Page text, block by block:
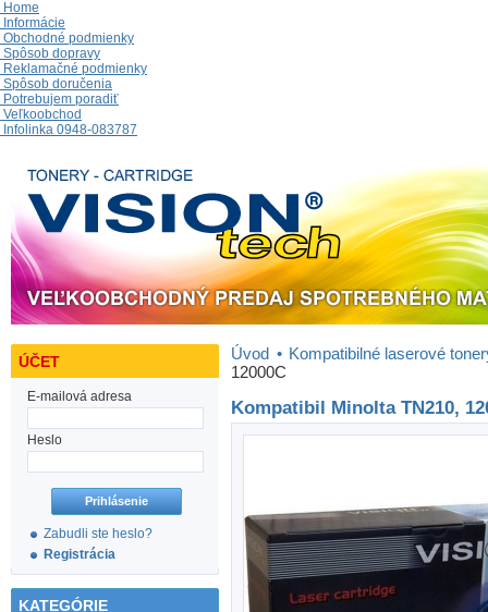
Home
Informácie
Obchodné podmienky
Spôsob dopravy
Reklamačné podmienky
Spôsob doručenia
Potrebujem poradiť
Veľkoobchod
Infolinka 0948-083787
ÚČET
E-mailová adresa
Heslo
Zabudli ste heslo?
Registrácia
KATEGÓRIE
Úvod • Kompatibilné laserové
12000C
Kompatibil Minolta TN210,